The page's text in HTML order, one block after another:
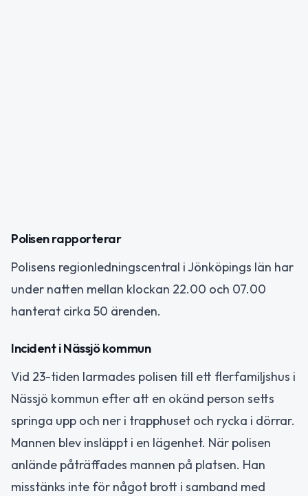
Polisen rapporterar
Polisens regionledningscentral i Jönköpings län har
under natten mellan klockan 22.00 och 07.00
hanterat cirka 50 ärenden.
Incident i Nässjö kommun
Vid 23-tiden larmades polisen till ett flerfamiljshus i
Nässjö kommun efter att en okänd person setts
springa upp och ner i trapphuset och rycka i dörrar.
Mannen blev insläppt i en lägenhet. När polisen
anlände påträffades mannen på platsen. Han
misstänks inte för något brott i samband med